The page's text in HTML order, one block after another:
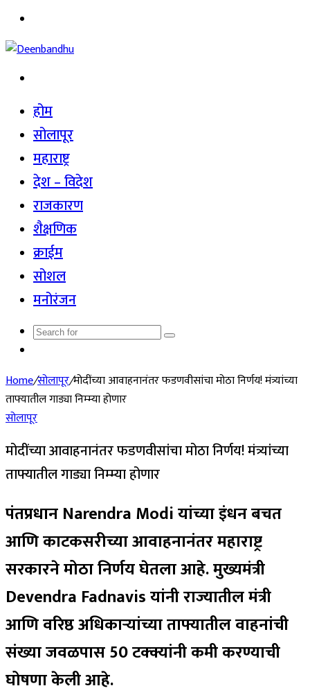
होम
सोलापूर
महाराष्ट्र
देश – विदेश
राजकारण
शैक्षणिक
क्राईम
सोशल
मनोरंजन
Search
Home/सोलापूर/मोदींच्या आवाहनानंतर फडणवीसांचा मोठा निर्णय! मंत्र्यांच्या
ताफ्यातील गाड्या निम्म्या होणार
सोलापूर
मोदींच्या आवाहनानंतर फडणवीसांचा मोठा निर्णय! मंत्र्यांच्या
ताफ्यातील गाड्या निम्म्या होणार
पंतप्रधान Narendra Modi यांच्या इंधन बचत
आणि काटकसरीच्या आवाहनानंतर महाराष्ट्र
सरकारने मोठा निर्णय घेतला आहे. मुख्यमंत्री
Devendra Fadnavis यांनी राज्यातील मंत्री
आणि वरिष्ठ अधिकाऱ्यांच्या ताफ्यातील वाहनांची
संख्या जवळपास 50 टक्क्यांनी कमी करण्याची
घोषणा केली आहे.